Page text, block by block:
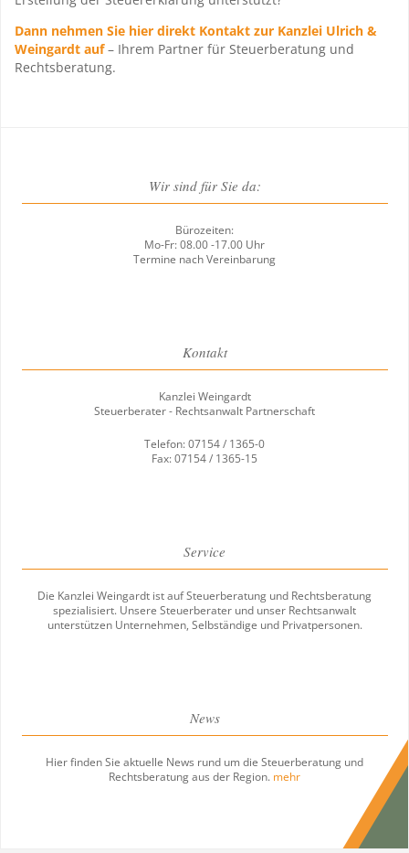
Dann nehmen Sie hier direkt Kontakt zur Kanzlei Ulrich &
Weingardt auf – Ihrem Partner für Steuerberatung und
Rechtsberatung.
Wir sind für Sie da:
Bürozeiten:
Mo-Fr: 08.00 -17.00 Uhr
Termine nach Vereinbarung
Kontakt
Kanzlei Weingardt
Steuerberater - Rechtsanwalt Partnerschaft
Telefon: 07154 / 1365-0
Fax: 07154 / 1365-15
Service
Die Kanzlei Weingardt ist auf Steuerberatung und Rechtsberatung
spezialisiert. Unsere Steuerberater und unser Rechtsanwalt
unterstützen Unternehmen, Selbständige und Privatpersonen.
News
Hier finden Sie aktuelle News rund um die Steuerberatung und
Rechtsberatung aus der Region. mehr